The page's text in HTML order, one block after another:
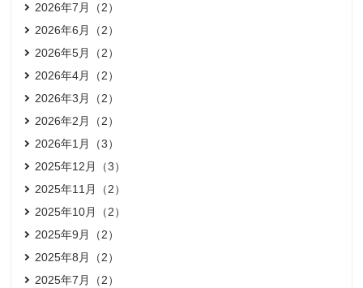
2026年7月（2）
2026年6月（2）
2026年5月（2）
2026年4月（2）
2026年3月（2）
2026年2月（2）
2026年1月（3）
2025年12月（3）
2025年11月（2）
2025年10月（2）
2025年9月（2）
2025年8月（2）
2025年7月（2）